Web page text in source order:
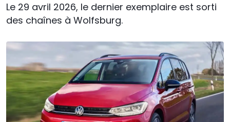
Le 29 avril 2026, le dernier exemplaire est sorti
des chaînes à Wolfsburg.